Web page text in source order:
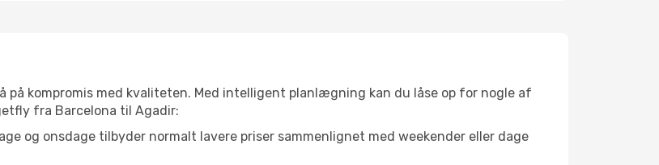
på kompromis med kvaliteten. Med intelligent planlægning kan du låse op for nogle af
fra Barcelona til Agadir:
og onsdage tilbyder normalt lavere priser sammenlignet med weekender eller dage